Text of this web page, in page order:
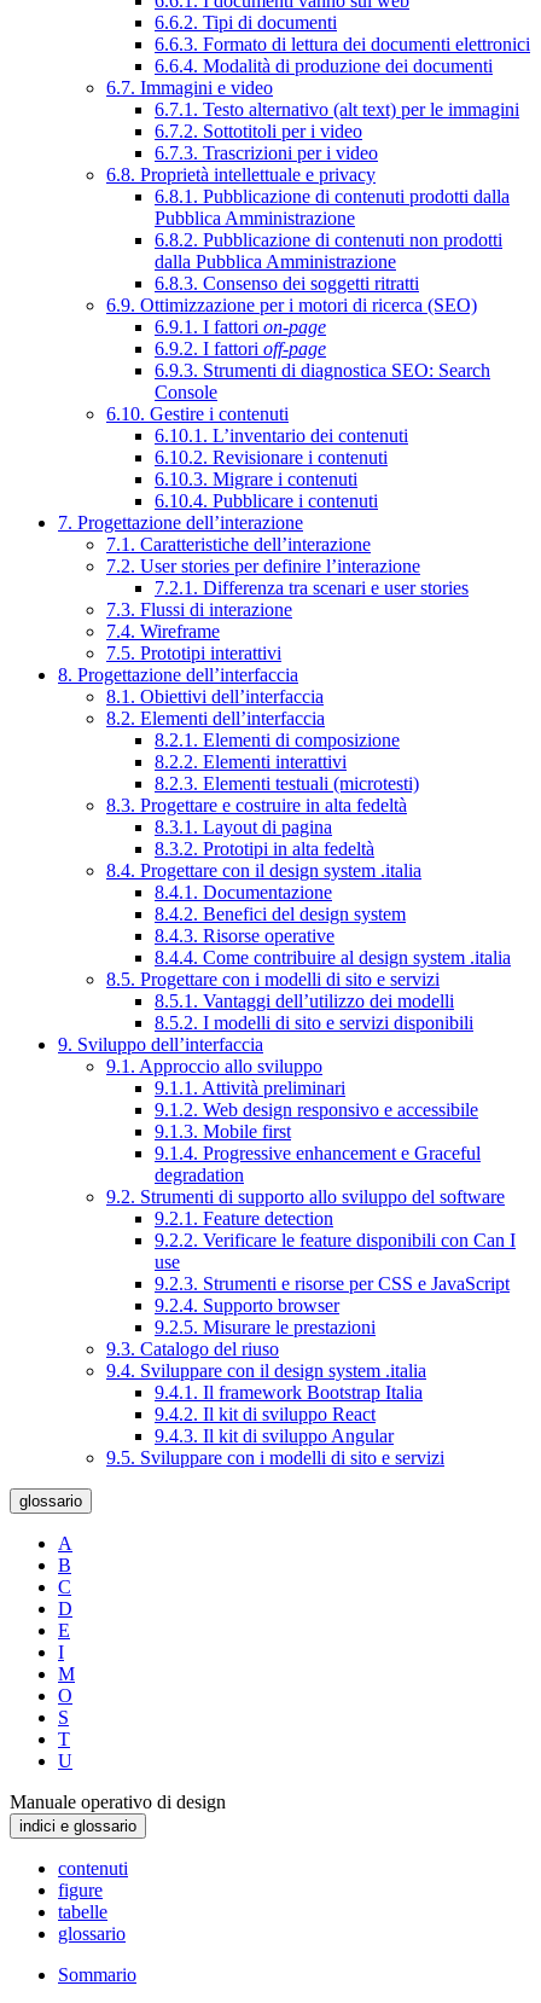
6.6.2. Tipi di documenti
6.6.3. Formato di lettura dei documenti elettronici
6.6.4. Modalità di produzione dei documenti
6.7. Immagini e video
6.7.1. Testo alternativo (alt text) per le immagini
6.7.2. Sottotitoli per i video
6.7.3. Trascrizioni per i video
6.8. Proprietà intellettuale e privacy
6.8.1. Pubblicazione di contenuti prodotti dalla
Pubblica Amministrazione
6.8.2. Pubblicazione di contenuti non prodotti
dalla Pubblica Amministrazione
6.8.3. Consenso dei soggetti ritratti
6.9. Ottimizzazione per i motori di ricerca (SEO)
6.9.1. I fattori on-page
6.9.2. I fattori off-page
6.9.3. Strumenti di diagnostica SEO: Search
Console
6.10. Gestire i contenuti
6.10.1. L’inventario dei contenuti
6.10.2. Revisionare i contenuti
6.10.3. Migrare i contenuti
6.10.4. Pubblicare i contenuti
7. Progettazione dell’interazione
7.1. Caratteristiche dell’interazione
7.2. User stories per definire l’interazione
7.2.1. Differenza tra scenari e user stories
7.3. Flussi di interazione
7.4. Wireframe
7.5. Prototipi interattivi
8. Progettazione dell’interfaccia
8.1. Obiettivi dell’interfaccia
8.2. Elementi dell’interfaccia
8.2.1. Elementi di composizione
8.2.2. Elementi interattivi
8.2.3. Elementi testuali (microtesti)
8.3. Progettare e costruire in alta fedeltà
8.3.1. Layout di pagina
8.3.2. Prototipi in alta fedeltà
8.4. Progettare con il design system .italia
8.4.1. Documentazione
8.4.2. Benefici del design system
8.4.3. Risorse operative
8.4.4. Come contribuire al design system .italia
8.5. Progettare con i modelli di sito e servizi
8.5.1. Vantaggi dell’utilizzo dei modelli
8.5.2. I modelli di sito e servizi disponibili
9. Sviluppo dell’interfaccia
9.1. Approccio allo sviluppo
9.1.1. Attività preliminari
9.1.2. Web design responsivo e accessibile
9.1.3. Mobile first
9.1.4. Progressive enhancement e Graceful
degradation
9.2. Strumenti di supporto allo sviluppo del software
9.2.1. Feature detection
9.2.2. Verificare le feature disponibili con Can I
use
9.2.3. Strumenti e risorse per CSS e JavaScript
9.2.4. Supporto browser
9.2.5. Misurare le prestazioni
9.3. Catalogo del riuso
9.4. Sviluppare con il design system .italia
9.4.1. Il framework Bootstrap Italia
9.4.2. Il kit di sviluppo React
9.4.3. Il kit di sviluppo Angular
9.5. Sviluppare con i modelli di sito e servizi
glossario
A
B
C
D
E
I
M
O
S
T
U
Manuale operativo di design
indici e glossario
contenuti
figure
tabelle
glossario
Sommario